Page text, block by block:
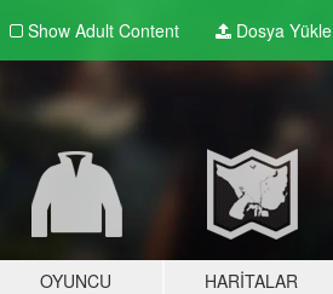
Show Adult Content Dosya Yükle
OYUNCU HARITALAR